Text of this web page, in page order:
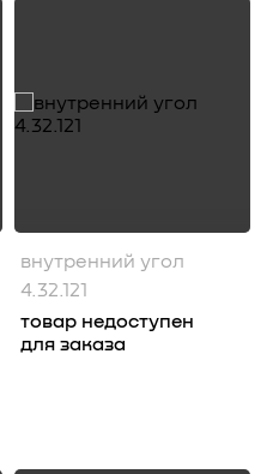
товар недоступен
для заказа
внутренний угол
4.32.121